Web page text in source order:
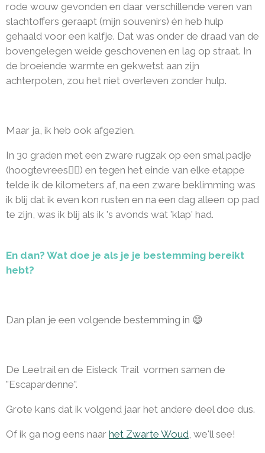
rode wouw gevonden en daar verschillende veren van
slachtoffers geraapt (mijn souvenirs) én heb hulp
gehaald voor een kalfje. Dat was onder de draad van de
bovengelegen weide geschovenen en lag op straat. In
de broeiende warmte en gekwetst aan zijn
achterpoten, zou het niet overleven zonder hulp.
Maar ja, ik heb ook afgezien.
In 30 graden met een zware rugzak op een smal padje
(hoogtevrees🙋‍♀️) en tegen het einde van elke etappe
telde ik de kilometers af, na een zware beklimming was
ik blij dat ik even kon rusten en na een dag alleen op pad
te zijn, was ik blij als ik 's avonds wat 'klap' had.
En dan? Wat doe je als je je bestemming bereikt
hebt?
Dan plan je een volgende bestemming in 😄
De Leetrail en de Eisleck Trail vormen samen de
"Escapardenne".
Grote kans dat ik volgend jaar het andere deel doe dus.
Of ik ga nog eens naar het Zwarte Woud, we'll see!